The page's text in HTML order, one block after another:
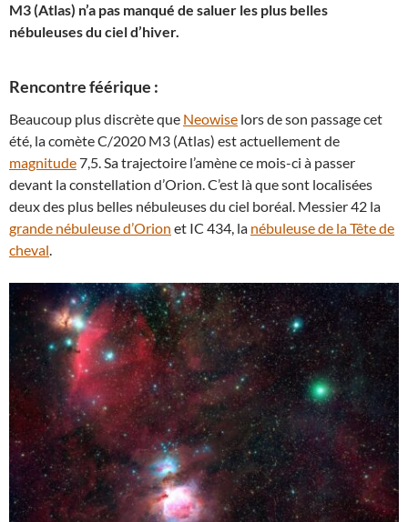
M3 (Atlas) n’a pas manqué de saluer les plus belles
nébuleuses du ciel d’hiver.
Rencontre féérique :
Beaucoup plus discrète que Neowise lors de son passage cet
été, la comète C/2020 M3 (Atlas) est actuellement de
magnitude7,5. Sa trajectoire l’amène ce mois-ci à passer
devant la constellation d’Orion. C’est là que sont localisées
deux des plus belles nébuleuses du ciel boréal. Messier 42 la
grande nébuleuse d’Orion et IC 434, la nébuleuse de la Tête de
cheval.